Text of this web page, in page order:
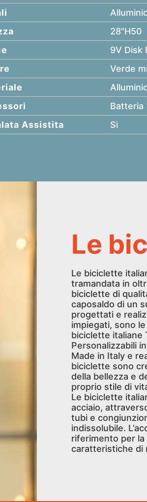
28"H50
9V Disk
Verde
Batteria
Assistita
Si
Le
Le biciclette
tramandata in
biciclette di
caposaldo di un
progettati e
impiegati, sono
biciclette italiane
Personalizzabili
Made in Italy e
biciclette sono
della bellezza e
proprio stile di
Le biciclette
acciaio,
tubi e
indissolubile.
riferimento per
caratteristiche di